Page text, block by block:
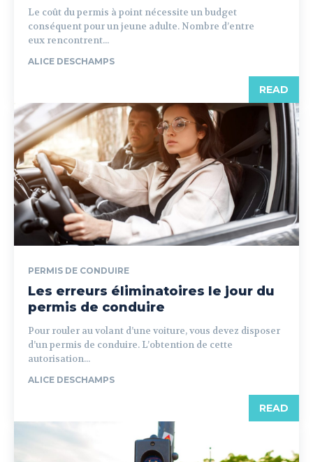
Le coût du permis à point nécessite un budget
conséquent pour un jeune adulte. Nombre d’entre
eux rencontrent...
ALICE DESCHAMPS
READ
PERMIS DE CONDUIRE
Les erreurs éliminatoires le jour du
permis de conduire
Pour rouler au volant d’une voiture, vous devez disposer
d’un permis de conduire. L’obtention de cette
autorisation...
ALICE DESCHAMPS
READ